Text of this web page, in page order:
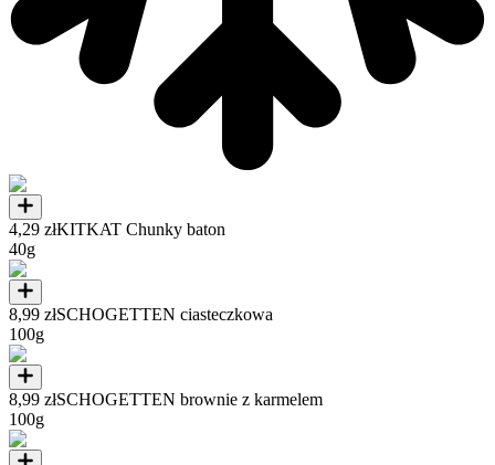
4,29 złKITKAT Chunky baton
40g
8,99 złSCHOGETTEN ciasteczkowa
100g
8,99 złSCHOGETTEN brownie z karmelem
100g